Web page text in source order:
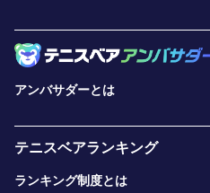
アンバサダーとは
テニスベアランキング
ランキング制度とは